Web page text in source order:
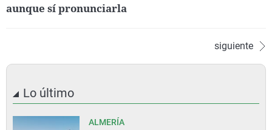
aunque sí pronunciarla
siguiente
Lo último
ALMERÍA